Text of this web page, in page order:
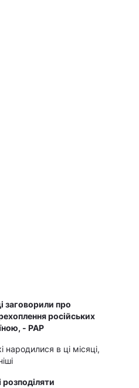
заговорили про
російських
- PAP
народилися в ці місяці,
розподіляти